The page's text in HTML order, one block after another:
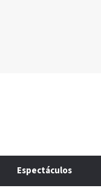
Espectáculos